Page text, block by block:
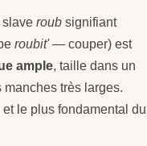
slave roub signifiant
roubit'— couper) est
ample, taille dans un
très larges.
le plus fondamental du